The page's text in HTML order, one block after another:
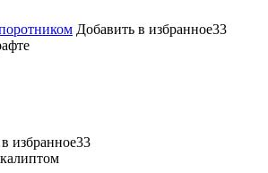
Добавить в избранное33
избранное33